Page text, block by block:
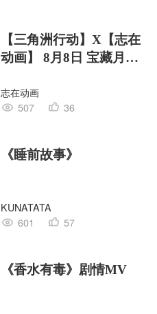
【三角洲行动】X【志在
动画】 8月8日 宝藏月宣
志在动画
507
36
《睡前故事》
KUNATATA
601
57
《香水有毒》剧情MV